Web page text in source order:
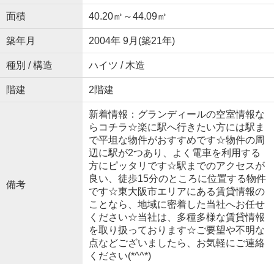
面積 40.20㎡～44.09㎡
築年月 2004年 9月(築21年)
種別 / 構造 ハイツ / 木造
階建 2階建
備考
新着情報：グランディールの空室情報な
らコチラ☆楽に駅へ行きたい方には駅ま
で平坦な物件がおすすめです☆物件の周
辺に駅が2つあり、よく電車を利用する
方にピッタリです☆駅までのアクセスが
良い、徒歩15分のところに位置する物件
です☆東大阪市エリアにある賃貸情報の
ことなら、地域に密着した当社へお任せ
ください☆当社は、多種多様な賃貸情報
を取り扱っております☆ご要望や不明な
点などございましたら、お気軽にご連絡
ください(*^^*)